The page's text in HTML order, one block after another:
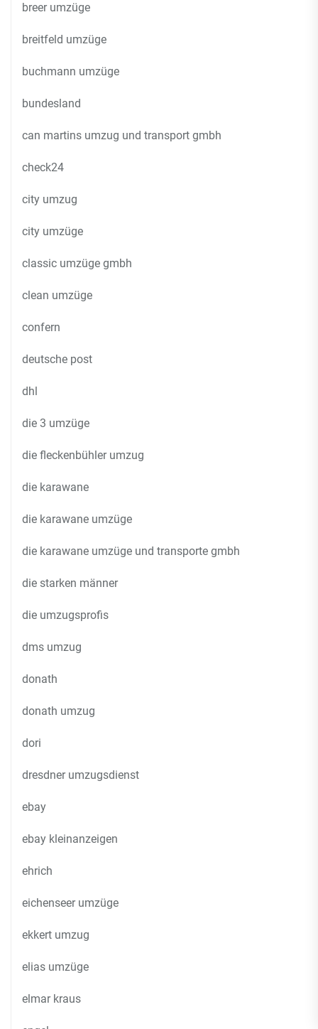
breer umzüge
breitfeld umzüge
buchmann umzüge
bundesland
can martins umzug und transport gmbh
check24
city umzug
city umzüge
classic umzüge gmbh
clean umzüge
confern
deutsche post
dhl
die 3 umzüge
die fleckenbühler umzug
die karawane
die karawane umzüge
die karawane umzüge und transporte gmbh
die starken männer
die umzugsprofis
dms umzug
donath
donath umzug
dori
dresdner umzugsdienst
ebay
ebay kleinanzeigen
ehrich
eichenseer umzüge
ekkert umzug
elias umzüge
elmar kraus